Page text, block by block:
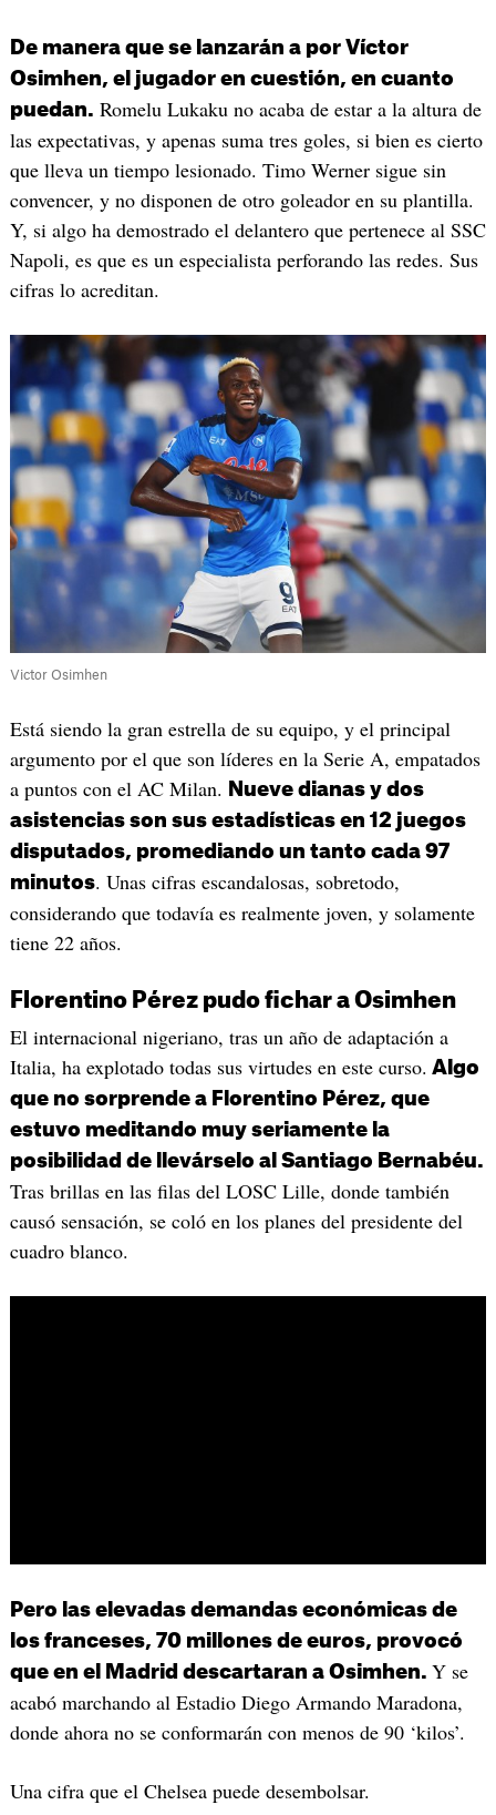
De manera que se lanzarán a por Víctor
Osimhen, el jugador en cuestión, en cuanto
puedan. Romelu Lukaku no acaba de estar a la altura de
las expectativas, y apenas suma tres goles, si bien es cierto
que lleva un tiempo lesionado. Timo Werner sigue sin
convencer, y no disponen de otro goleador en su plantilla.
Y, si algo ha demostrado el delantero que pertenece al SSC
Napoli, es que es un especialista perforando las redes. Sus
cifras lo acreditan.
Victor Osimhen
Está siendo la gran estrella de su equipo, y el principal
argumento por el que son líderes en la Serie A, empatados
a puntos con el AC Milan.
Nueve dianas y dos
asistencias son sus estadísticas en 12 juegos
disputados, promediando un tanto cada 97
minutos. Unas cifras escandalosas, sobretodo,
considerando que todavía es realmente joven, y solamente
tiene 22 años.
Florentino Pérez pudo fichar a Osimhen
El internacional nigeriano, tras un año de adaptación a
Italia, ha explotado todas sus virtudes en este curso. Algo
que no sorprende a Florentino Pérez, que
estuvo meditando muy seriamente la
posibilidad de llevárselo al Santiago Bernabéu.
Tras brillas en las filas del LOSC Lille, donde también
causó sensación, se coló en los planes del presidente del
cuadro blanco.
Pero las elevadas demandas económicas de
los franceses, 70 millones de euros, provocó
que en el Madrid descartaran a Osimhen. Y se
acabó marchando al Estadio Diego Armando Maradona,
donde ahora no se conformarán con menos de 90 ‘kilos’.
Una cifra que el Chelsea puede desembolsar.